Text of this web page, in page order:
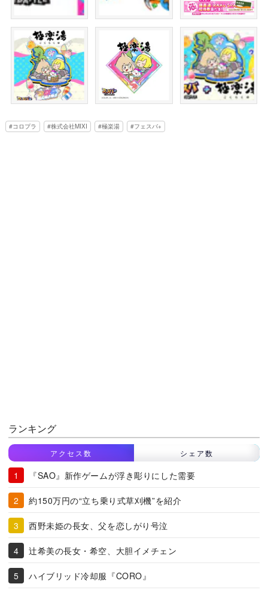
コロプラ 株式会社MIXI 極楽湯 フェスバ+
ランキング
アクセス数 シェア数
『SAO』新作ゲームが浮き彫りにした需要
約150万円の“立ち乗り式草刈機”を紹介
西野未姫の長女、父を恋しがり号泣
辻希美の長女・希空、大胆イメチェン
ハイブリッド冷却服『CORO』